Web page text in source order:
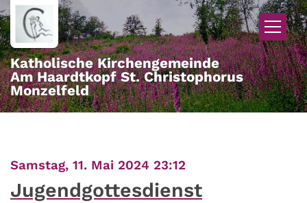
Zum Inhalt springen
Katholische Kirchengemeinde
Am Haardtkopf St. Christophorus
Monzelfeld
Samstag, 11. Mai 2024 23:12
Jugendgottesdienst